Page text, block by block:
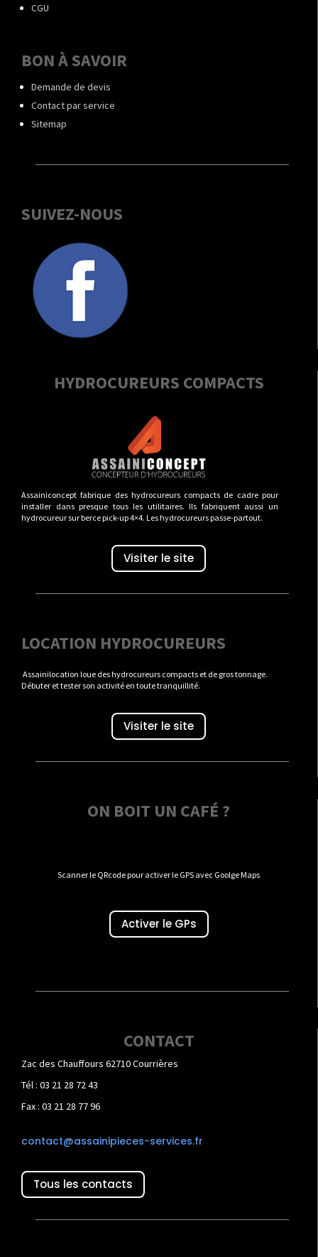
CGU
BON À SAVOIR
Demande de devis
Contact par service
Sitemap
SUIVEZ-NOUS
HYDROCUREURS COMPACTS
Assainiconcept fabrique des hydrocureurs compacts de cadre pour
installer dans presque tous les utilitaires. Ils fabriquent aussi un
hydrocureur sur berce pick-up 4×4. Les hydrocureurs passe-partout.
Visiter le site
LOCATION HYDROCUREURS
Assainilocation loue des hydrocureurs compacts et de gros tonnage.
Débuter et tester son activité en toute tranquillité.
Visiter le site
ON BOIT UN CAFÉ ?
Scanner le QRcode pour activer le GPS avec Goolge Maps
Activer le GPs
CONTACT
Zac des Chauffours 62710 Courrières
Tél : 03 21 28 72 43
Fax : 03 21 28 77 96
contact@assainipieces-services.fr
Tous les contacts